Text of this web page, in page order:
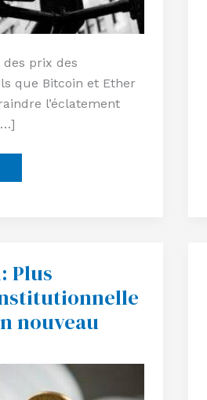
prix des
que Bitcoin et Ether
l’éclatement
Plus
nouveau